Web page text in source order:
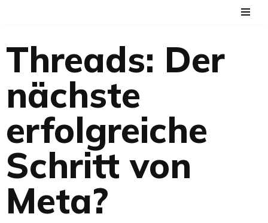
Inhalt
springen
Threads: Der
nächste
erfolgreiche
Schritt von
Meta?